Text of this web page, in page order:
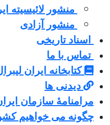
منشور لائیسیته
منشور آزادی
اسناد تاریخی
تماس با ما
کتابخانه ایران
دیدنی ها
مرامنامۀ سازمان
چگونه می خواهیم